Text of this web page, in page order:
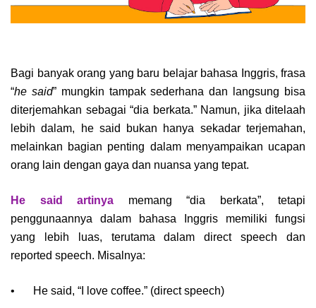
Bagi banyak orang yang baru belajar bahasa Inggris, frasa
“he said” mungkin tampak sederhana dan langsung bisa
diterjemahkan sebagai “dia berkata.” Namun, jika ditelaah
lebih dalam, he said bukan hanya sekadar terjemahan,
melainkan bagian penting dalam menyampaikan ucapan
orang lain dengan gaya dan nuansa yang tepat.
He said artinya memang “dia berkata”, tetapi
penggunaannya dalam bahasa Inggris memiliki fungsi
yang lebih luas, terutama dalam direct speech dan
reported speech. Misalnya:
• He said, “I love coffee.” (direct speech)